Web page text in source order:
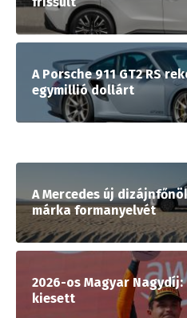
A Porsche 911 GT2 RS
egymillió dollárt
A Mercedes új
márka formanyelvét
2026-os Magyar
kiesett